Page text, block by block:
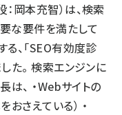
岡本充智）は、検索
な要件を満たして
、「SEO有効度診
た。 検索エンジンに
、 ・Webサイトの
さえている） ・